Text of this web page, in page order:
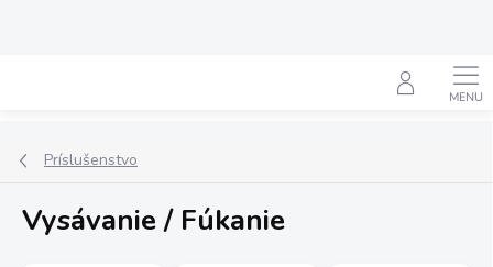
Hľadať
Príslušenstvo
Vysávanie / Fúkanie